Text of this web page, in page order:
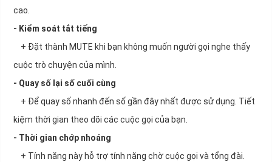
cao.
- Kiểm soát tắt tiếng
+ Đặt thành MUTE khi bạn không muốn người gọi nghe thấy
cuộc trò chuyện của mình.
- Quay số lại số cuối cùng
+ Để quay số nhanh đến số gần đây nhất được sử dụng. Tiết
kiệm thời gian theo dõi các cuộc gọi của bạn.
- Thời gian chớp nhoáng
+ Tính năng này hỗ trợ tính năng chờ cuộc gọi và tổng đài.